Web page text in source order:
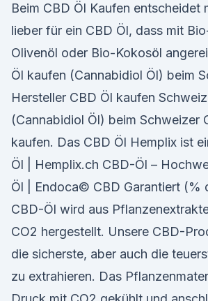
Beim CBD Öl Kaufen entscheidet
lieber für ein CBD Öl, dass mit
Olivenöl oder Bio-Kokosöl
Öl kaufen (Cannabidiol Öl) beim
Hersteller CBD Öl kaufen
(Cannabidiol Öl) beim Schweizer
kaufen. Das CBD Öl Hemplix ist
Öl | Hemplix.ch CBD-Öl –
Öl | Endoca© CBD Garantiert (%
CBD-Öl wird aus
CO2 hergestellt. Unsere CBD-
die sicherste, aber auch die
zu extrahieren. Das